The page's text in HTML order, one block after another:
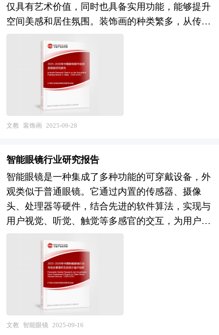
国商业信息中心、中国经济景气监测中心、中国行
业研究网、全国及海外多种相关报刊杂志的基础信
息以及专业研究单位等公布和提供的大量资料，结
合中研普华公司对婴儿推车相关企业和科研单位等
的实地调查，对国内外婴儿推车行业的供给与需求
状况、相关行业的发展状况、市场消费变化等进行
了分析。重点研究了主要婴儿推车品牌的发展状
况，以及未来中国婴儿推车行业将面临的机遇以及
企业的应对策略。报告还分析了婴儿推车市场的竞
了介绍和政策趋向研判，是婴儿推车生产企业、科
研单位、零售企业等单位准确了解目前婴儿推车行
业发展动态，把握企业定位和发展方向不可多得的
精品。
仅具有艺术价值，同时也具备实用功能，能够提升
空间美感和居住氛围。装饰画的种类繁多，从传统
的山水画、花鸟画到现代的抽象画、装饰插画，从
手绘作品到印刷品，再到数字打印的装饰画，品种
丰富，满足了不同消费者的审美需求。 装饰画行
业研究报告主要分析了装饰画行业的国内外发展概
况、行业的发展环境、市场分析（市场规模、市场
结构、市场特点等）、竞争分析（行业集中度、竞
争格局、竞争组群、竞争因素等）、产品价格分
动因素、行业渠道分析、行业赢利能力、行业成长
点企业分析、子行业分析、区域市场分析、行业风
险分析、行业发展前景预测及相关的经营、投资建
议等。报告研究框架全面、严谨，分析内容客观、
公正、系统，真实准确地反映了我国装饰画行业的
市场发展现状和未来发展趋势。 本研究咨询报告
由中研普华咨询公司领衔撰写，在大量周密的市场
调研基础上，主要依据了国家统计局、国家商务
部、国家发改委、国家经济信息中心、国务院发展
研究中心、全国商业信息中心、中国经济景气监测
中心、中国行业研究网、全国及海外多种相关报刊
杂志的基础信息以及专业研究单位等公布和提供的
文教 装饰画 2025-09-28
智能眼镜行业研究报告
智能眼镜是一种集成了多种功能的可穿戴设备，外
观类似于普通眼镜。它通过内置的传感器、摄像
头、处理器等硬件，结合先进的软件算法，实现与
用户视觉、听觉、触觉等多感官的交互，为用户提
供便捷、智能的服务。 智能眼镜行业研究报告中
的智能眼镜行业数据分析以权威的国家统计数据为
基础，采用宏观和微观相结合的分析方式，利用科
学的统计分析方法，在描述行业概貌的同时，对智
能眼镜行业进行细化分析，重点企业状况等。报告
中主要运用图表及表格方式，直观地阐明了行业的
经济类型构成、规模构成、经营效益比较、供需状
文教 智能眼镜 2025-09-16